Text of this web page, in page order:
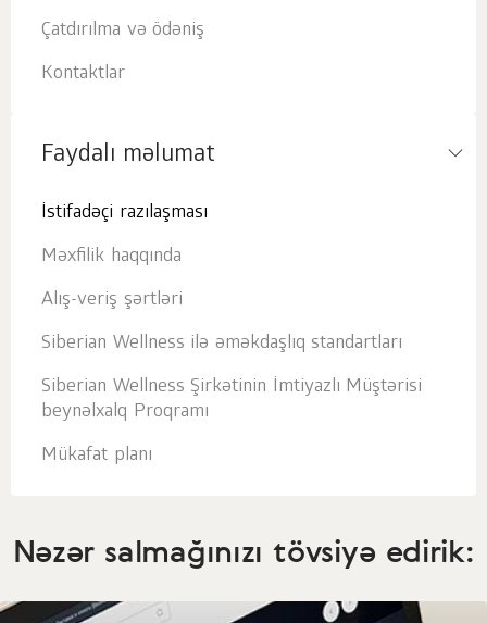
Çatdırılma və ödəniş
Kontaktlar
Faydalı məlumat
İstifadəçi razılaşması
Məxfilik haqqında
Alış-veriş şərtləri
Siberian Wellness ilə əməkdaşlıq standartları
Siberian Wellness Şirkətinin İmtiyazlı Müştərisi
beynəlxalq Proqramı
Mükafat planı
Nəzər salmağınızı tövsiyə edirik: